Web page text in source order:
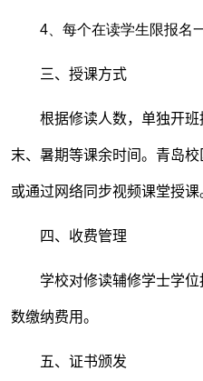
4、每个在读学生限报名
三、授课方式
根据修读人数，单独开
末、暑期等课余时间。青岛
或通过网络同步视频课堂授课
四、收费管理
学校对修读辅修学士学
数缴纳费用。
五、证书颁发